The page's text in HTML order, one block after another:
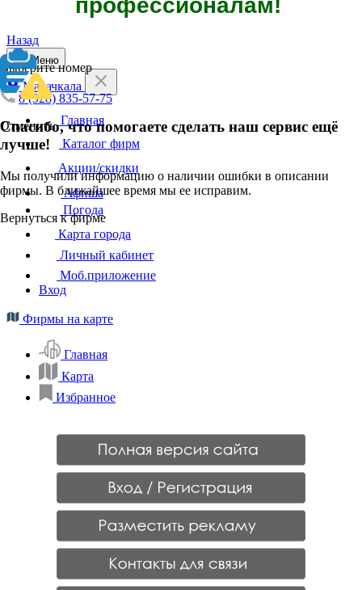
профессионалам!
Назад
Выберите номер
8 (928) 835-57-75
Отменить
Спасибо, что помогаете сделать наш сервис ещё
лучше!
Мы получили информацию о наличии ошибки в описании
фирмы. В ближайшее время мы ее исправим.
Вернуться к фирме
Меню
Махачкала
Главная
Каталог фирм
Акции/скидки
Афиша
Погода
Карта города
Личный кабинет
Моб.приложение
Вход
Фирмы на карте
Главная
Карта
Избранное